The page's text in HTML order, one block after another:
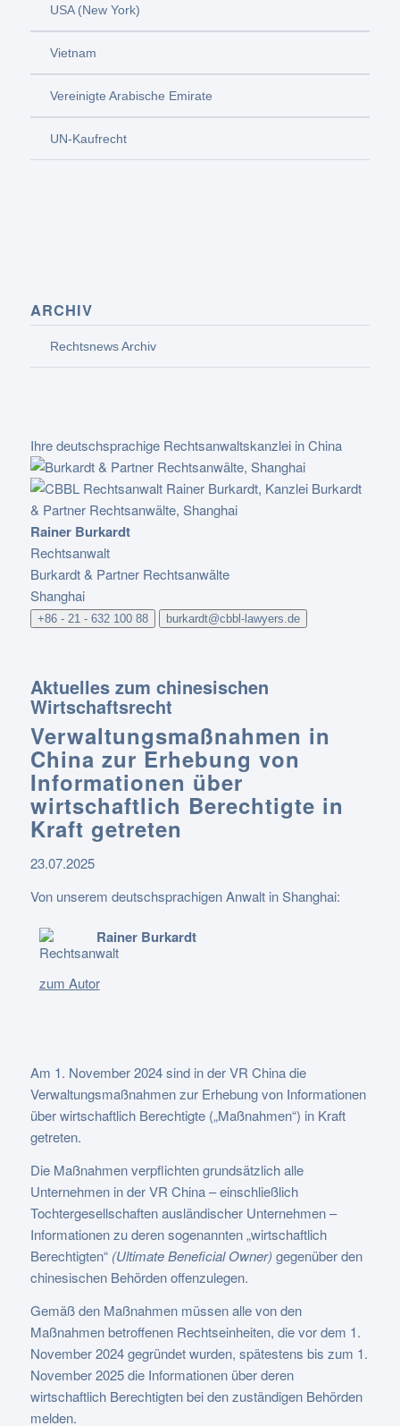
USA (New York)
Vietnam
Vereinigte Arabische Emirate
UN-Kaufrecht
ARCHIV
Rechtsnews Archiv
Ihre deutschsprachige Rechtsanwaltskanzlei in China
Rainer Burkardt
Rechtsanwalt
Burkardt & Partner Rechtsanwälte
Shanghai
+86 - 21 - 632 100 88 burkardt@cbbl-lawyers.de
Aktuelles zum chinesischen
Wirtschaftsrecht
Verwaltungsmaßnahmen in
China zur Erhebung von
Informationen über
wirtschaftlich Berechtigte in
Kraft getreten
23.07.2025
Von unserem deutschsprachigen Anwalt in Shanghai:
Rainer Burkardt
Rechtsanwalt
zum Autor
Am 1. November 2024 sind in der VR China die
Verwaltungsmaßnahmen zur Erhebung von Informationen
über wirtschaftlich Berechtigte („Maßnahmen“) in Kraft
getreten.
Die Maßnahmen verpflichten grundsätzlich alle
Unternehmen in der VR China – einschließlich
Tochtergesellschaften ausländischer Unternehmen –
Informationen zu deren sogenannten „wirtschaftlich
Berechtigten“(Ultimate Beneficial Owner) gegenüber den
chinesischen Behörden offenzulegen.
Gemäß den Maßnahmen müssen alle von den
Maßnahmen betroffenen Rechtseinheiten, die vor dem 1.
November 2024 gegründet wurden, spätestens bis zum 1.
November 2025 die Informationen über deren
wirtschaftlich Berechtigten bei den zuständigen Behörden
melden.